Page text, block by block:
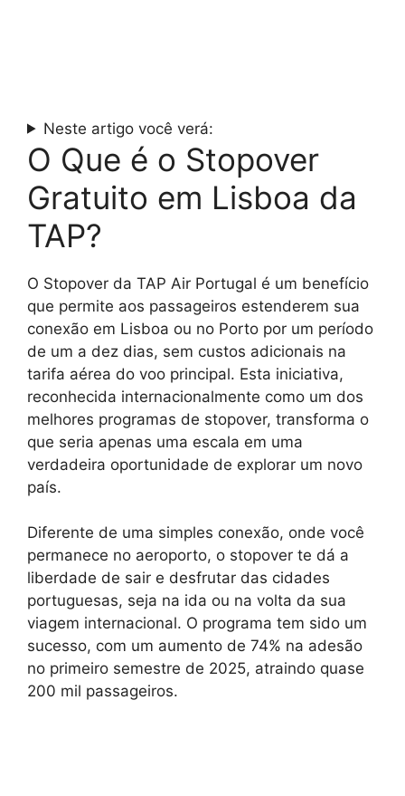
Neste artigo você verá:
O Que é o Stopover
Gratuito em Lisboa da
TAP?
O Stopover da TAP Air Portugal é um benefício
que permite aos passageiros estenderem sua
conexão em Lisboa ou no Porto por um período
de um a dez dias, sem custos adicionais na
tarifa aérea do voo principal. Esta iniciativa,
reconhecida internacionalmente como um dos
melhores programas de stopover, transforma o
que seria apenas uma escala em uma
verdadeira oportunidade de explorar um novo
país.
Diferente de uma simples conexão, onde você
permanece no aeroporto, o stopover te dá a
liberdade de sair e desfrutar das cidades
portuguesas, seja na ida ou na volta da sua
viagem internacional. O programa tem sido um
sucesso, com um aumento de 74% na adesão
no primeiro semestre de 2025, atraindo quase
200 mil passageiros.